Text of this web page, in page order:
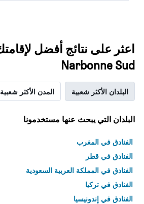
Narbonne Sud
البلدان الأكثر شعبية المدن الأكثر شعبية
البلدان التي يبحث عنها مستخدمونا
الفنادق في المغرب
الفنادق في قطر
الفنادق في المملكة العربية السعودية
الفنادق في تركيا
الفنادق في إندونيسيا